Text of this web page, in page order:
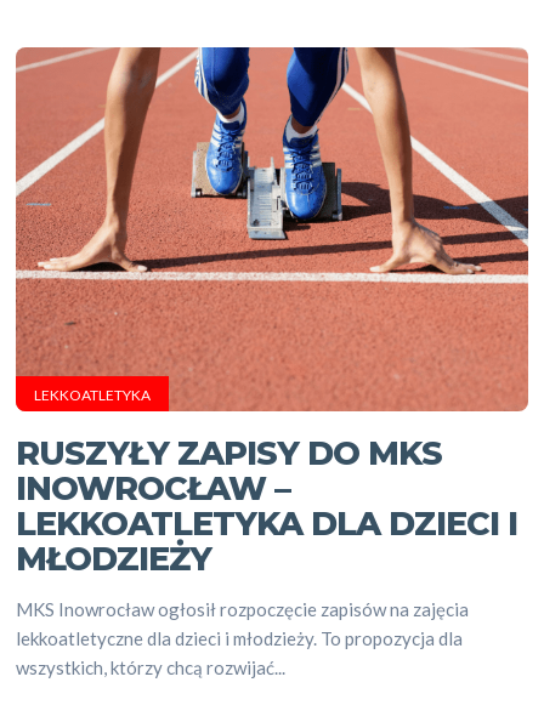
LEKKOATLETYKA
RUSZYŁY ZAPISY DO MKS
INOWROCŁAW –
LEKKOATLETYKA DLA DZIECI I
MŁODZIEŻY
MKS Inowrocław ogłosił rozpoczęcie zapisów na zajęcia
lekkoatletyczne dla dzieci i młodzieży. To propozycja dla
wszystkich, którzy chcą rozwijać...